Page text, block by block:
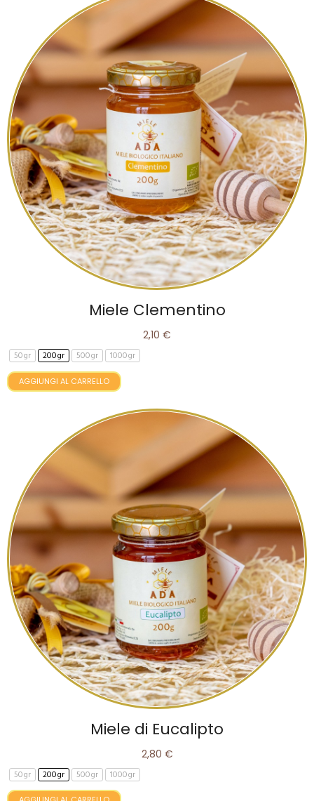
Miele Clementino
2,10 €
50gr
200gr 500gr 1000gr
AGGIUNGI AL CARRELLO
Miele di Eucalipto
2,80 €
50gr
200gr 500gr 1000gr